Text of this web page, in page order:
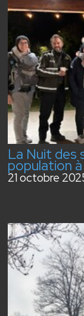
La Nuit des
population
21 octobre